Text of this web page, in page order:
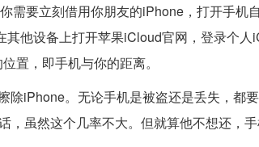
需要立刻借用你朋友的iPhone，打开手机
他设备上打开苹果iCloud官网，登录个人
置，即手机与你的距离。
除iPhone。无论手机是被盗还是丢失，都
，虽然这个几率不大。但就算他不想还，